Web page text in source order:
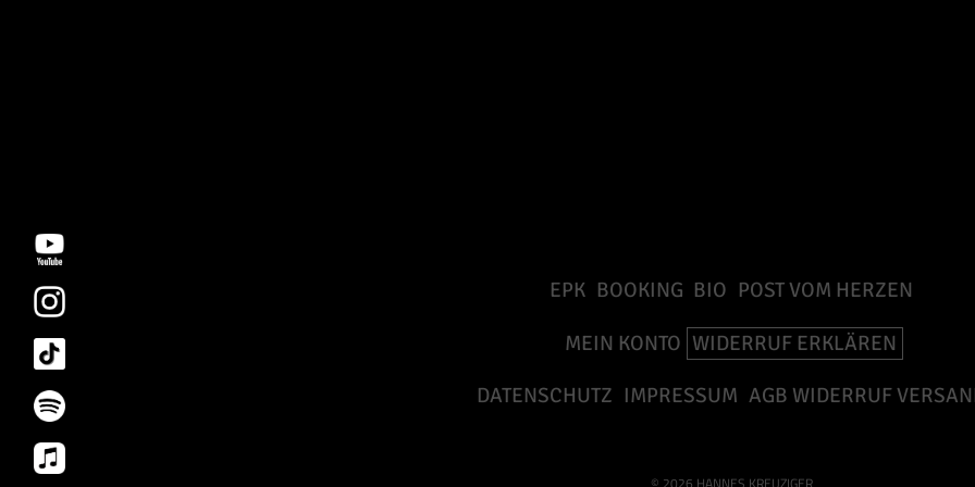
EPK BOOKING BIO POST VOM HERZEN
MEIN KONTO WIDERRUF ERKLÄREN
DATENSCHUTZ IMPRESSUM AGB WIDERRUF
© 2026 HANNES KREUZIGER